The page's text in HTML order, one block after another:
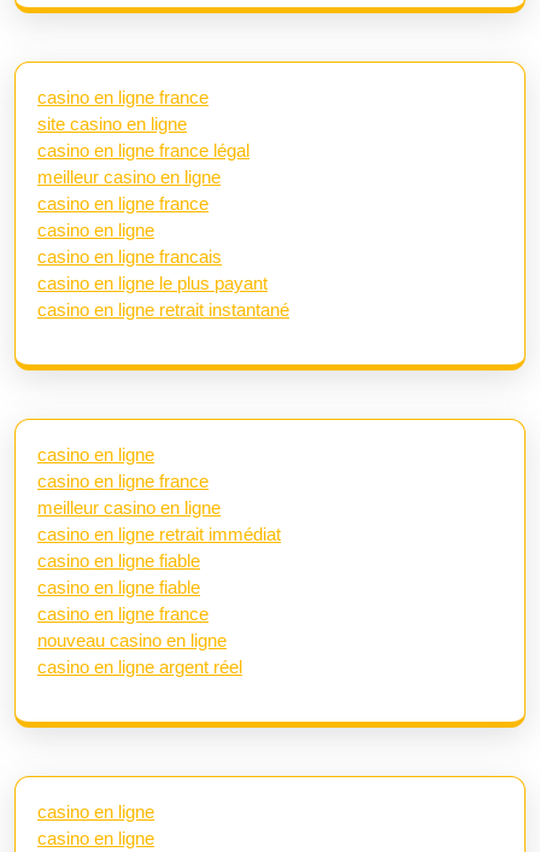
casino en ligne france
site casino en ligne
casino en ligne france légal
meilleur casino en ligne
casino en ligne france
casino en ligne
casino en ligne francais
casino en ligne le plus payant
casino en ligne retrait instantané
casino en ligne
casino en ligne france
meilleur casino en ligne
casino en ligne retrait immédiat
casino en ligne fiable
casino en ligne fiable
casino en ligne france
nouveau casino en ligne
casino en ligne argent réel
casino en ligne
casino en ligne